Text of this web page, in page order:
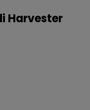
Harvester